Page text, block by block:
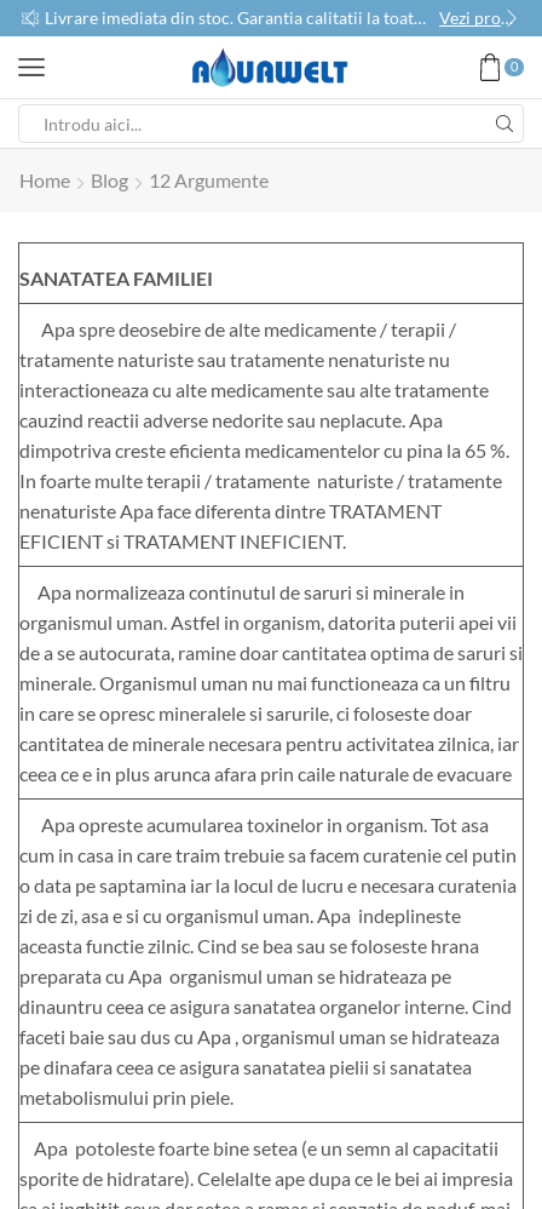
Livrare imediata din stoc. Garantia calitatii la toate produsele Vezi produse
0
Home Blog 12 Argumente
SANATATEA FAMILIEI
Apa spre deosebire de alte medicamente / terapii /
tratamente naturiste sau tratamente nenaturiste nu
interactioneaza cu alte medicamente sau alte tratamente
cauzind reactii adverse nedorite sau neplacute. Apa
dimpotriva creste eficienta medicamentelor cu pina la 65 %.
In foarte multe terapii / tratamente naturiste / tratamente
nenaturiste Apa face diferenta dintre TRATAMENT
EFICIENT si TRATAMENT INEFICIENT.
Apa normalizeaza continutul de saruri si minerale in
organismul uman. Astfel in organism, datorita puterii apei vii
de a se autocurata, ramine doar cantitatea optima de saruri si
minerale. Organismul uman nu mai functioneaza ca un filtru
in care se opresc mineralele si sarurile, ci foloseste doar
cantitatea de minerale necesara pentru activitatea zilnica, iar
ceea ce e in plus arunca afara prin caile naturale de evacuare
Apa opreste acumularea toxinelor in organism. Tot asa
cum in casa in care traim trebuie sa facem curatenie cel putin
o data pe saptamina iar la locul de lucru e necesara curatenia
zi de zi, asa e si cu organismul uman. Apa indeplineste
aceasta functie zilnic. Cind se bea sau se foloseste hrana
preparata cu Apa organismul uman se hidrateaza pe
dinauntru ceea ce asigura sanatatea organelor interne. Cind
faceti baie sau dus cu Apa , organismul uman se hidrateaza
pe dinafara ceea ce asigura sanatatea pielii si sanatatea
metabolismului prin piele.
Apa potoleste foarte bine setea (e un semn al capacitatii
sporite de hidratare). Celelalte ape dupa ce le bei ai impresia